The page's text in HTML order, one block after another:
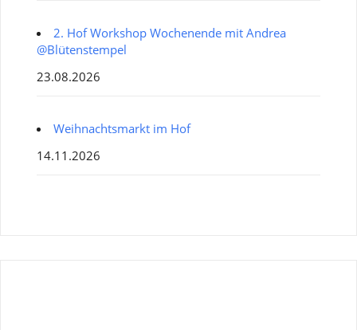
2. Hof Workshop Wochenende mit Andrea
@Blütenstempel
23.08.2026
Weihnachtsmarkt im Hof
14.11.2026